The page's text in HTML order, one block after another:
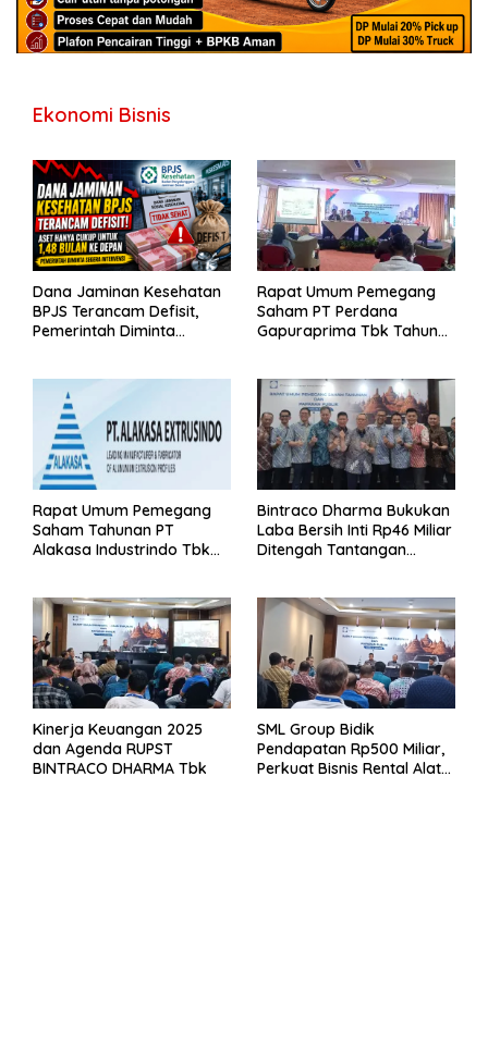
Ekonomi Bisnis
Dana Jaminan Kesehatan
BPJS Terancam Defisit,
Pemerintah Diminta
Rapat Umum Pemegang
Saham PT Perdana
Gapuraprima Tbk Tahun
Rapat Umum Pemegang
Saham Tahunan PT
Alakasa Industrindo Tbk
Bintraco Dharma Bukukan
Laba Bersih Inti Rp46 Miliar
Ditengah Tantangan
Kinerja Keuangan 2025
dan Agenda RUPST
BINTRACO DHARMA Tbk
SML Group Bidik
Pendapatan Rp500 Miliar,
Perkuat Bisnis Rental Alat